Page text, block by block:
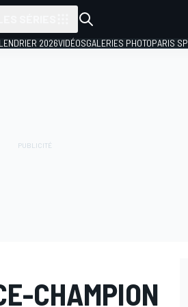
2026VIDÉOSGALERIES PHOTOPARIS
CHAMPION